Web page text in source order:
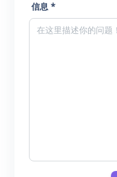
信息 *